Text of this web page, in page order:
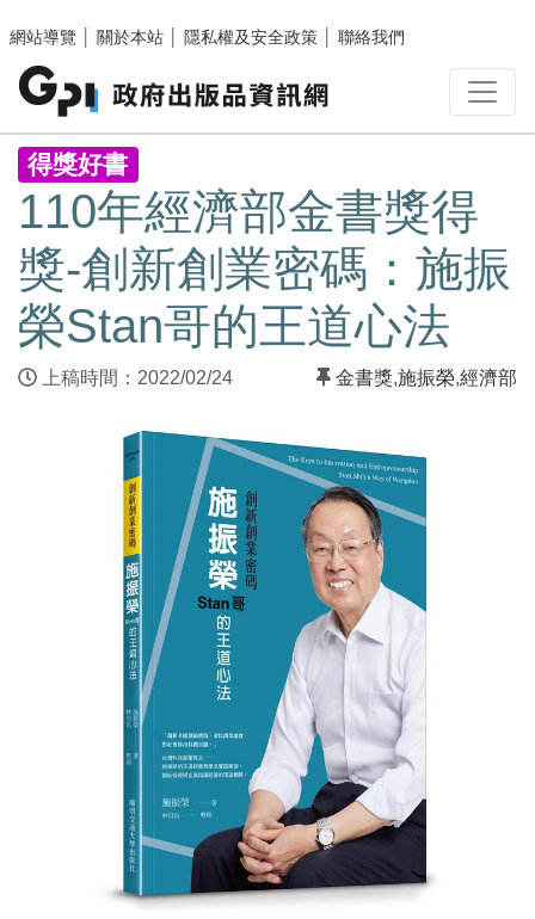
網站導覽
關於本站 隱私權及安全政策 聯絡我們
:::
得獎好書
110年經濟部金書獎得
獎-創新創業密碼：施振
榮Stan哥的王道心法
上稿時間：2022/02/24 金書獎,施振榮,經濟部